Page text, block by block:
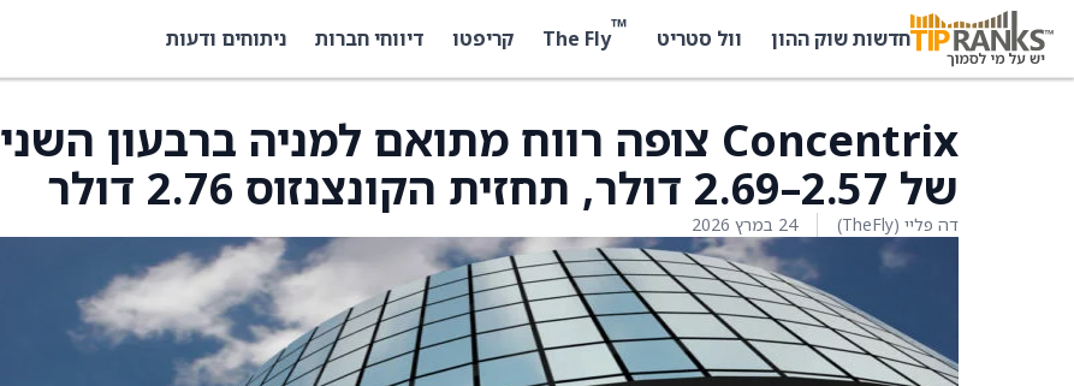
חדשות שוק ההון וול סטריט ™
The Fly קריפטו דיווחי חברות ניתוחים ודעות
Concentrix צופה רווח מתואם למניה ברבעון השני
של 2.57–2.69 דולר, תחזית הקונצנזוס 2.76 דולר
דה פליי (TheFly) 24 במרץ 2026